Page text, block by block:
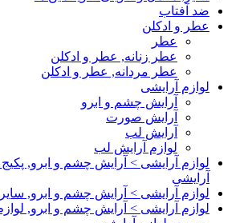
ضد آفتاب
عطر و ادکلن
عطر
عطر زنانه, عطر و ادکلن
عطر مردانه, عطر و ادکلن
لوازم آرایشی
آرایش چشم و ابرو
آرایش صورت
آرایش لب
لوازم آرایش لب
لوازم آرایشی > آرایش چشم و ابرو, پکیج
آرایشی
لوازم آرایشی > آرایش چشم و ابرو,
لوازم آرایشی > آرایش چشم و ابرو,